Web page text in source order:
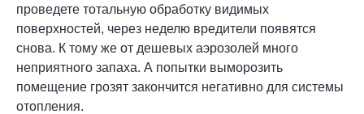
проведете тотальную обработку видимых
поверхностей, через неделю вредители появятся
снова. К тому же от дешевых аэрозолей много
неприятного запаха. А попытки выморозить
помещение грозят закончится негативно для системы
отопления.